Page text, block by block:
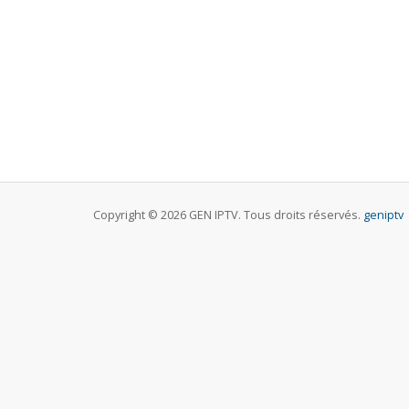
Copyright © 2026 GEN IPTV. Tous droits réservés. geniptv